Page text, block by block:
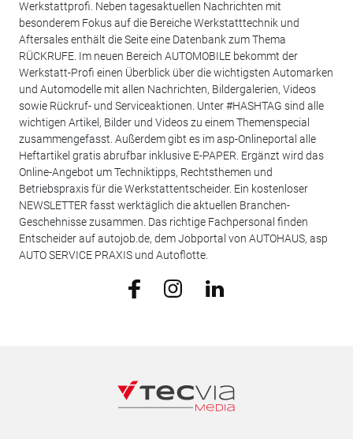
Werkstattprofi. Neben tagesaktuellen Nachrichten mit
besonderem Fokus auf die Bereiche Werkstatttechnik und
Aftersales enthält die Seite eine Datenbank zum Thema
RÜCKRUFE. Im neuen Bereich AUTOMOBILE bekommt der
Werkstatt-Profi einen Überblick über die wichtigsten Automarken
und Automodelle mit allen Nachrichten, Bildergalerien, Videos
sowie Rückruf- und Serviceaktionen. Unter #HASHTAG sind alle
wichtigen Artikel, Bilder und Videos zu einem Themenspecial
zusammengefasst. Außerdem gibt es im asp-Onlineportal alle
Heftartikel gratis abrufbar inklusive E-PAPER. Ergänzt wird das
Online-Angebot um Techniktipps, Rechtsthemen und
Betriebspraxis für die Werkstattentscheider. Ein kostenloser
NEWSLETTER fasst werktäglich die aktuellen Branchen-
Geschehnisse zusammen. Das richtige Fachpersonal finden
Entscheider auf autojob.de, dem Jobportal von AUTOHAUS, asp
AUTO SERVICE PRAXIS und Autoflotte.